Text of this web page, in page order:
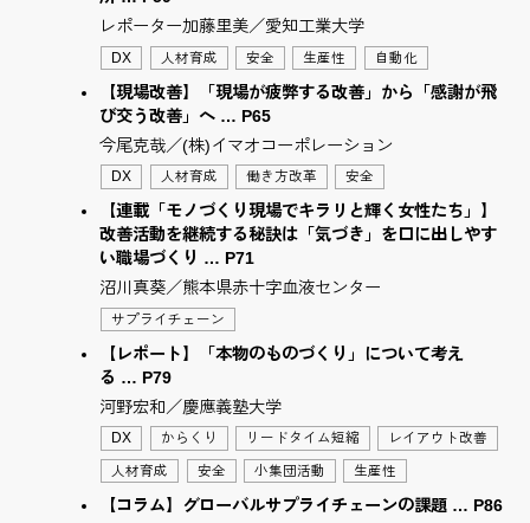
レポーター加藤里美／愛知工業大学
DX 人材育成 安全 生産性 自動化
【現場改善】「現場が疲弊する改善」から「感謝が飛
び交う改善」へ … P65
今尾克哉／(株)イマオコーポレーション
DX 人材育成 働き方改革 安全
【連載「モノづくり現場でキラリと輝く女性たち」】
改善活動を継続する秘訣は「気づき」を口に出しやす
い職場づくり … P71
沼川真葵／熊本県赤十字血液センター
サプライチェーン
【レポート】「本物のものづくり」について考え
る … P79
河野宏和／慶應義塾大学
DX からくり リードタイム短縮 レイアウト改善
人材育成 安全 小集団活動 生産性
【コラム】グローバルサプライチェーンの課題 … P86